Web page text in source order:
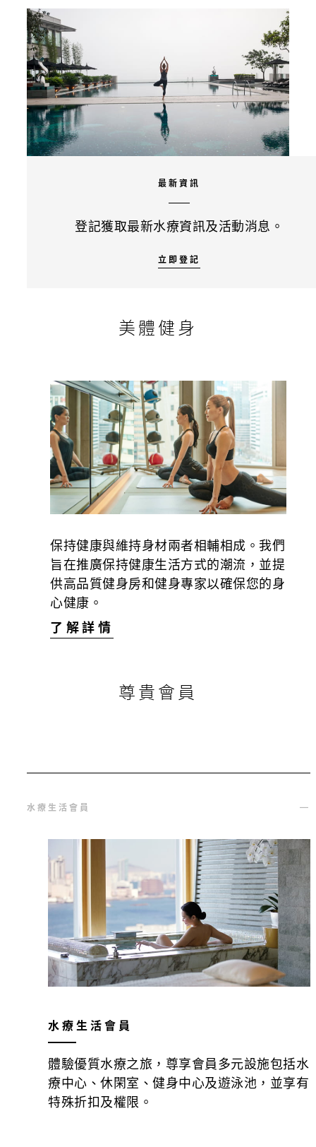
最新資訊
登記獲取最新水療資訊及活動消息。
立即登記
美體健身
保持健康與維持身材兩者相輔相成。我們
旨在推廣保持健康生活方式的潮流，並提
供高品質健身房和健身專家以確保您的身
心健康。
了解詳情
尊貴會員
水療生活會員
水療生活會員
體驗優質水療之旅，尊享會員多元設施包括水
療中心、休閑室、健身中心及遊泳池，並享有
特殊折扣及權限。